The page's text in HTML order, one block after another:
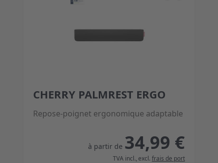
Repose-poignet ergonomique adaptable
The price depends on the options chosen on the
CHERRY PALMREST ERGO
à partir de 34,99 €
TVA incl., excl. frais de port